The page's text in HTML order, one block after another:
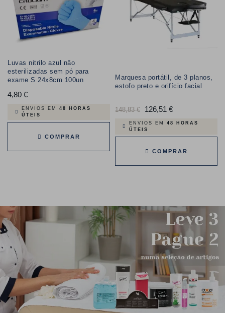
Luvas nitrilo azul não
esterilizadas sem pó para
exame S 24x8cm 100un
4,80 €Preço
ENVIOS EM 48 HORAS
ÚTEIS
COMPRAR
Marquesa portátil, de 3 planos,
estofo preto e orifício facial
Preço
normal
148,83 € 126,51 €Preço
ENVIOS EM 48 HORAS
ÚTEIS
COMPRAR